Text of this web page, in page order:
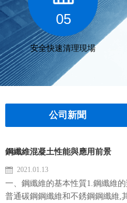
05
安全快速清理現場
公司新聞
鋼纖維混凝土性能與應用前景
2021.01.13
一、鋼纖維的基本性質1.鋼纖維
普通碳鋼鋼纖維和不銹鋼鋼纖維,